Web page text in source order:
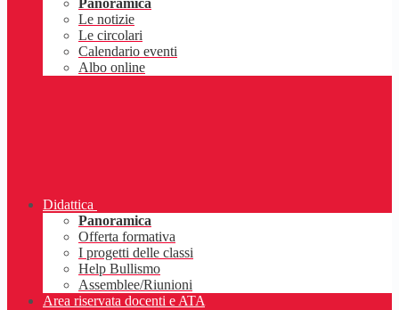
Panoramica
Le notizie
Le circolari
Calendario eventi
Albo online
Didattica
Panoramica
Offerta formativa
I progetti delle classi
Help Bullismo
Assemblee/Riunioni
Area riservata docenti e ATA